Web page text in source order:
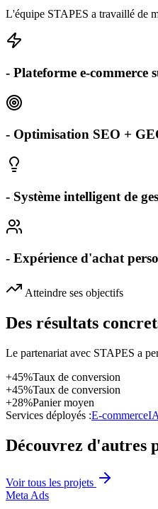
L'équipe STAPES a travaillé de
- Plateforme e-
- Optimisation SEO +
- Système intelligent de
- Expérience d'achat
Atteindre ses objectifs
Des résultats
Le partenariat avec STAPES a
+45%Taux de conversion
+45%Taux de conversion
+28%Panier moyen
Services déployés :E-commerceIA
Découvrez d'autres
Voir tous les projets
Meta Ads